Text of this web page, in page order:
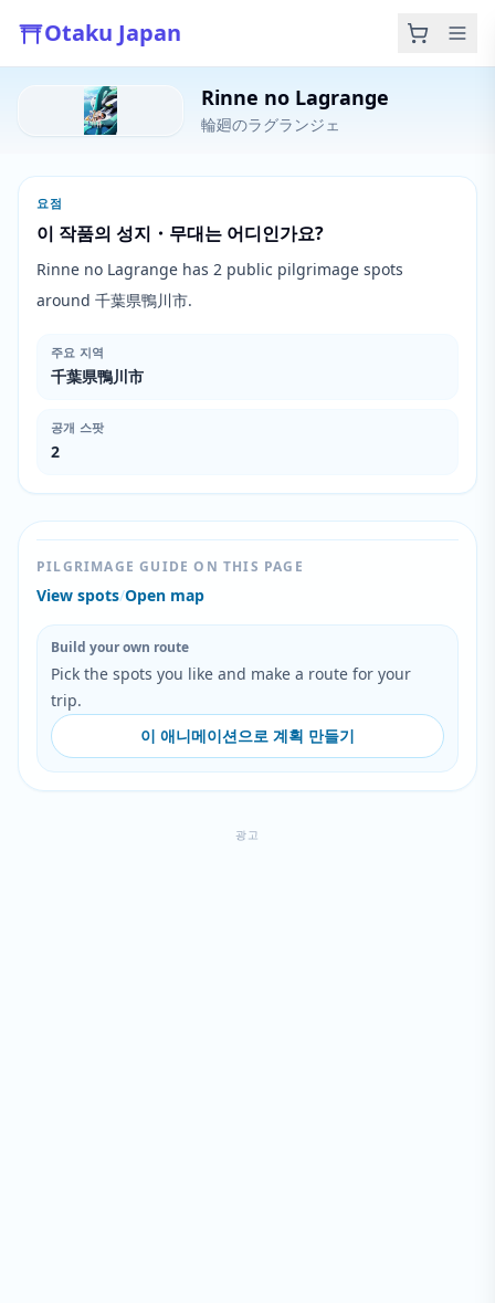
Otaku Japan
Rinne no Lagrange
輪廻のラグランジェ
요점
이 작품의 성지・무대는 어디인가요?
Rinne no Lagrange has 2 public pilgrimage spots
around 千葉県鴨川市.
주요 지역
千葉県鴨川市
공개 스팟
2
PILGRIMAGE GUIDE ON THIS PAGE
View spots/Open map
Build your own route
Pick the spots you like and make a route for your
trip.
이 애니메이션으로 계획 만들기
광고